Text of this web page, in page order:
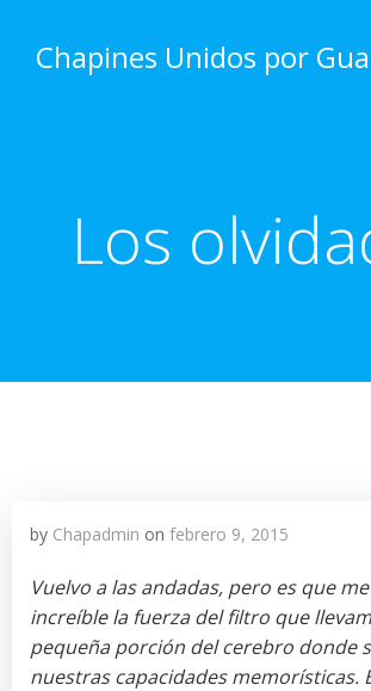
content
Chapines Unidos por
Los
by Chapadmin on febrero 9, 2015
Vuelvo a las andadas, pero es que
increíble la fuerza del filtro que
pequeña porción del cerebro donde
nuestras capacidades memorísticas.